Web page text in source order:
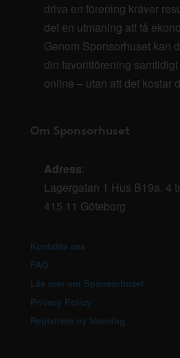
driva en förening kräver
det en utmaning att få
Genom Sponsorhuset kan
din favoritförening
online – utan att det kostar
Om Sponsorhuset
Adress:
Lagergatan 1 Hus B19a, 4 tr
415 11 Göteborg
Kontakta oss
FAQ
Läs mer om Sponsorhuset
Privacy Policy
Registrera ny förening